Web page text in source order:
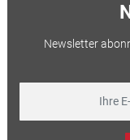
Newsletter